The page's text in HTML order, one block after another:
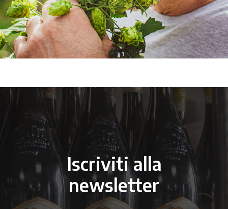
Iscriviti alla
newsletter